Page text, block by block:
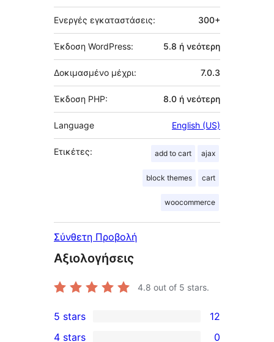
Ενεργές εγκαταστάσεις: 300+
Έκδοση WordPress: 5.8 ή νεότερη
Δοκιμασμένο μέχρι: 7.0.3
Έκδοση PHP: 8.0 ή νεότερη
Language English (US)
Ετικέτες: add to cart ajax
block themes cart
woocommerce
Σύνθετη Προβολή
Αξιολογήσεις
4.8 out of 5 stars.
12
5 stars 12
4 stars 0